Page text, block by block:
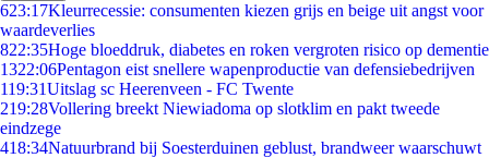
623:17Kleurrecessie: consumenten kiezen grijs en beige uit angst voor
waardeverlies
822:35Hoge bloeddruk, diabetes en roken vergroten risico op dementie
1322:06Pentagon eist snellere wapenproductie van defensiebedrijven
119:31Uitslag sc Heerenveen - FC Twente
219:28Vollering breekt Niewiadoma op slotklim en pakt tweede
eindzege
418:34Natuurbrand bij Soesterduinen geblust, brandweer waarschuwt